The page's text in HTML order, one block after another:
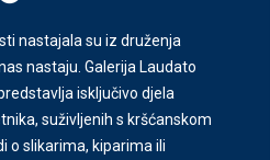
nastajala su iz druženja
nastaju. Galerija Laudato
isključivo djela
suživljenih s kršćanskom
o slikarima, kiparima ili